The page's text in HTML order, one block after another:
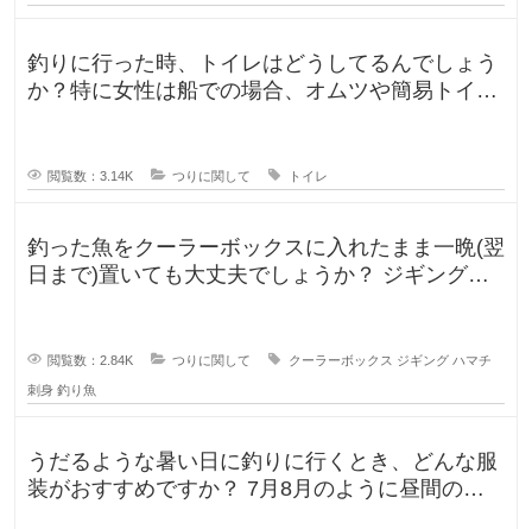
釣りに行った時、トイレはどうしてるんでしょう
か？特に女性は船での場合、オムツや簡易トイレ
閲覧数：3.14K つりに関して トイレ
釣った魚をクーラーボックスに入れたまま一晩(翌
日まで)置いても大丈夫でしょうか？ ジギングに
閲覧数：2.84K つりに関して クーラーボックス ジギング ハマチ
刺身 釣り魚
うだるような暑い日に釣りに行くとき、どんな服
装がおすすめですか？ 7月8月のように昼間の気